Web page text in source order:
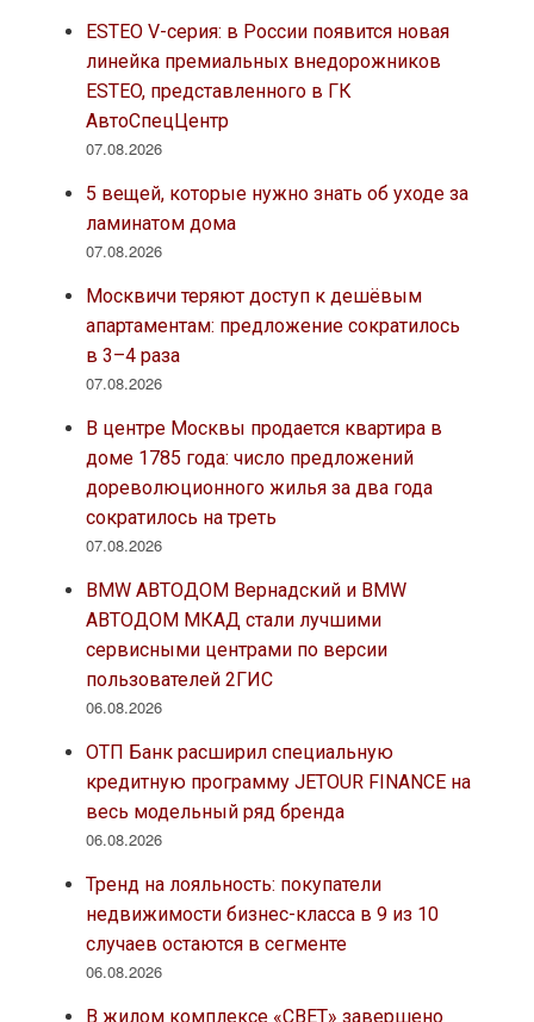
ESTEO V-серия: в России появится новая
линейка премиальных внедорожников
ESTEO, представленного в ГК
АвтоСпецЦентр
07.08.2026
5 вещей, которые нужно знать об уходе за
ламинатом дома
07.08.2026
Москвичи теряют доступ к дешёвым
апартаментам: предложение сократилось
в 3–4 раза
07.08.2026
В центре Москвы продается квартира в
доме 1785 года: число предложений
дореволюционного жилья за два года
сократилось на треть
07.08.2026
BMW АВТОДОМ Вернадский и BMW
АВТОДОМ МКАД стали лучшими
сервисными центрами по версии
пользователей 2ГИС
06.08.2026
ОТП Банк расширил специальную
кредитную программу JETOUR FINANCE на
весь модельный ряд бренда
06.08.2026
Тренд на лояльность: покупатели
недвижимости бизнес-класса в 9 из 10
случаев остаются в сегменте
06.08.2026
В жилом комплексе «СВЕТ» завершено